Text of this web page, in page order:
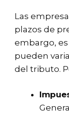
Las
plazos de
embargo,
pueden
del tributo.